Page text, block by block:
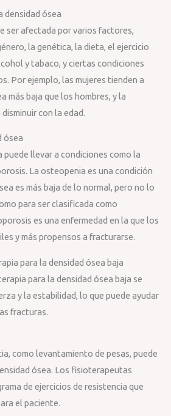
densidad ósea
ser afectada por varios factores,
la genética, la dieta, el ejercicio
y tabaco, y ciertas condiciones
Por ejemplo, las mujeres tienden a
más baja que los hombres, y la
con la edad.
ósea
puede llevar a condiciones como la
La osteopenia es una condición
es más baja de lo normal, pero no lo
para ser clasificada como
es una enfermedad en la que los
y más propensos a fracturarse.
para la densidad ósea baja
para la densidad ósea baja se
y la estabilidad, lo que puede ayudar
fracturas.
como levantamiento de pesas, puede
ósea. Los fisioterapeutas
de ejercicios de resistencia que
el paciente.